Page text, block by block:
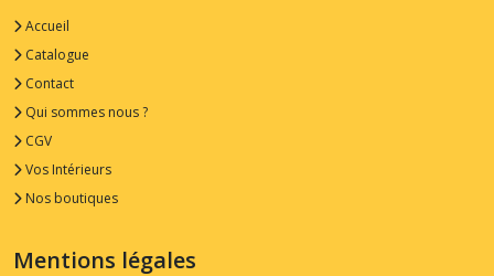
Accueil
Catalogue
Contact
Qui sommes nous ?
CGV
Vos Intérieurs
Nos boutiques
Mentions légales